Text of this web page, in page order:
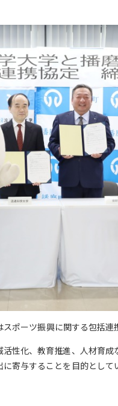
ポーツ振興に関する包括連
性化、教育推進、人材育
寄与することを目的として